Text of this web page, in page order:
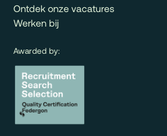
Ontdek onze vacatures
Werken bij
Awarded by: